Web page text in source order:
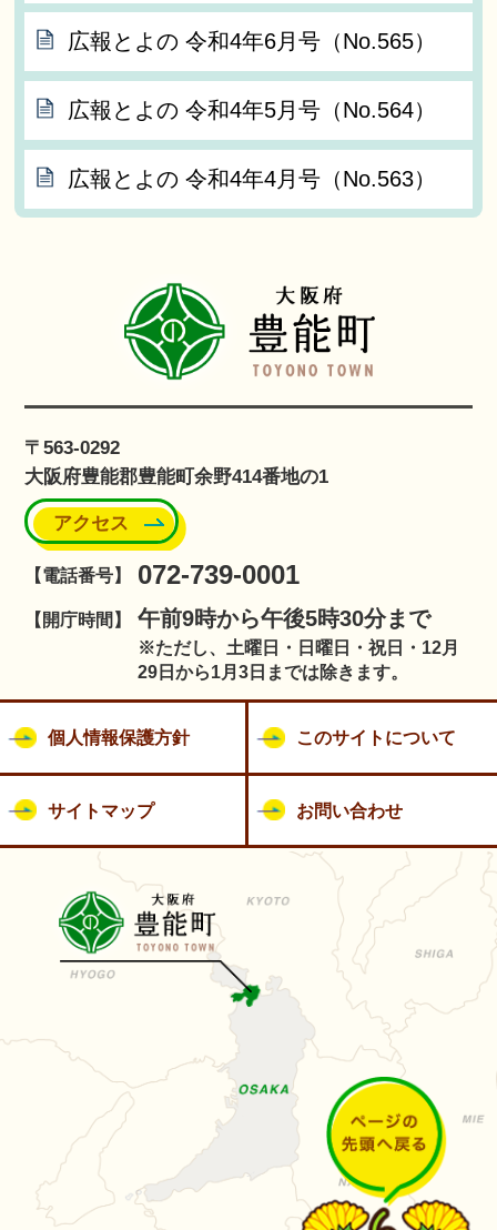
広報とよの 令和4年6月号（No.565）
広報とよの 令和4年5月号（No.564）
広報とよの 令和4年4月号（No.563）
〒563-0292
大阪府豊能郡豊能町余野414番地の1
アクセス
【電話番号】 072-739-0001
【開庁時間】 午前9時から午後5時30分まで
※ただし、土曜日・日曜日・祝日・12月
29日から1月3日までは除きます。
個人情報保護方針 このサイトについて
サイトマップ お問い合わせ